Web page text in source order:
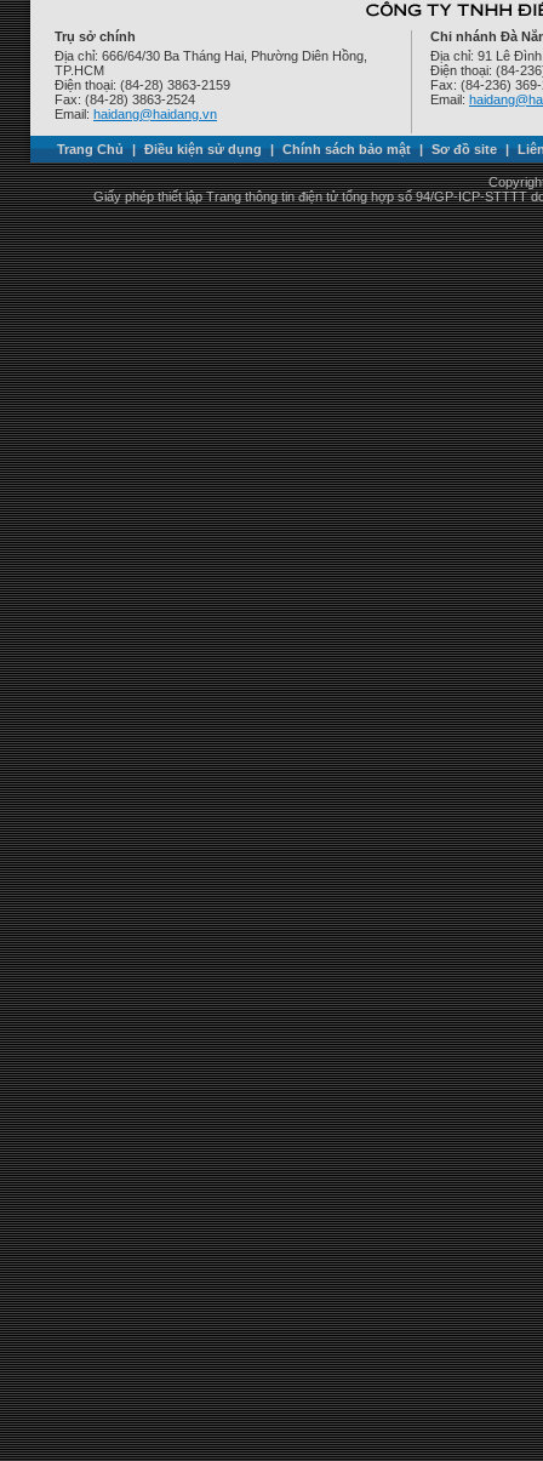
Trụ sở chính
Địa chỉ: 666/64/30 Ba Tháng Hai, Phường Diên Hồng,
TP.HCM
Điện thoại: (84-28) 3863-2159
Fax: (84-28) 3863-2524
Email: haidang@haidang.vn
Chi nhánh Đà
Địa chỉ: 91 Lê
Điện thoại: (84-
Fax: (84-236)
Email:
Trang Chủ | Điều kiện sử dụng | Chính sách bảo mật | Sơ đồ site |
Giấy phép thiết lập Trang thông tin điện tử tổng hợp số 94/GP-ICP-STTTT